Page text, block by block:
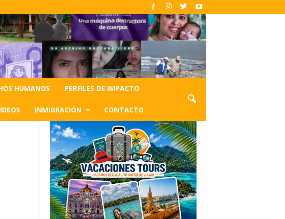
HUMANOS PERFILES DE IMPACTO
INMIGRACIÓN CONTACTO